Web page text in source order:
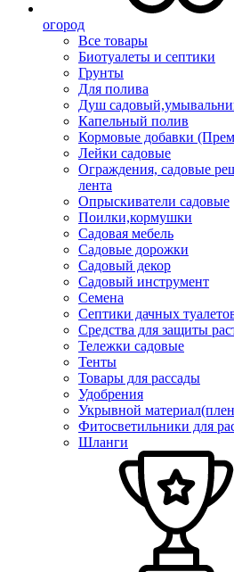
огород
Все товары
Биотуалеты и септики
Грунты
Для полива
Душ
Капельный полив
Кормовые добавки
Лейки садовые
Ограждения, садовые
лента
Опрыскиватели садовые
Поилки,кормушки
Садовая мебель
Садовые дорожки
Садовый декор
Садовый инструмент
Семена
Септики дачных
Средства для защиты
Тележки садовые
Тенты
Товары для рассады
Удобрения
Укрывной
Фитосветильники для
Шланги